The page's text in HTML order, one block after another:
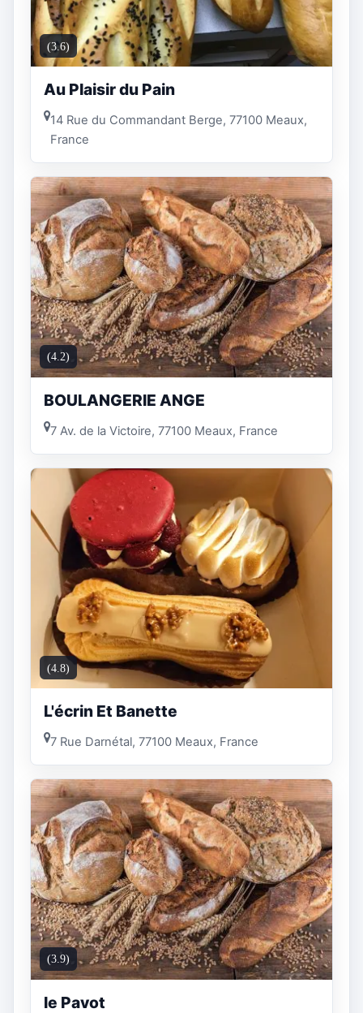
(3.6)
Au Plaisir du Pain
14 Rue du Commandant Berge, 77100 Meaux,
France
(4.2)
BOULANGERIE ANGE
7 Av. de la Victoire, 77100 Meaux, France
(4.8)
L'écrin Et Banette
7 Rue Darnétal, 77100 Meaux, France
(3.9)
le Pavot